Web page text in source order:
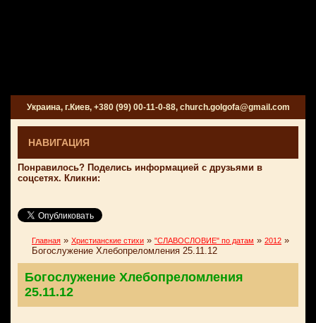
Украина, г.Киев, +380 (99) 00-11-0-88, church.golgofa@gmail.com
НАВИГАЦИЯ
Понравилось? Поделись информацией с друзьями в
соцсетях. Кликни:
Главная » Христианские стихи » "СЛАВОСЛОВИЕ" по датам » 2012 »
Богослужение Хлебопреломления 25.11.12
Богослужение Хлебопреломления
25.11.12